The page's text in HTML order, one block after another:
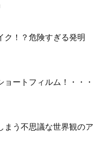
ク！？危険すぎる発明
ョートフィルム！・・・
まう不思議な世界観のア